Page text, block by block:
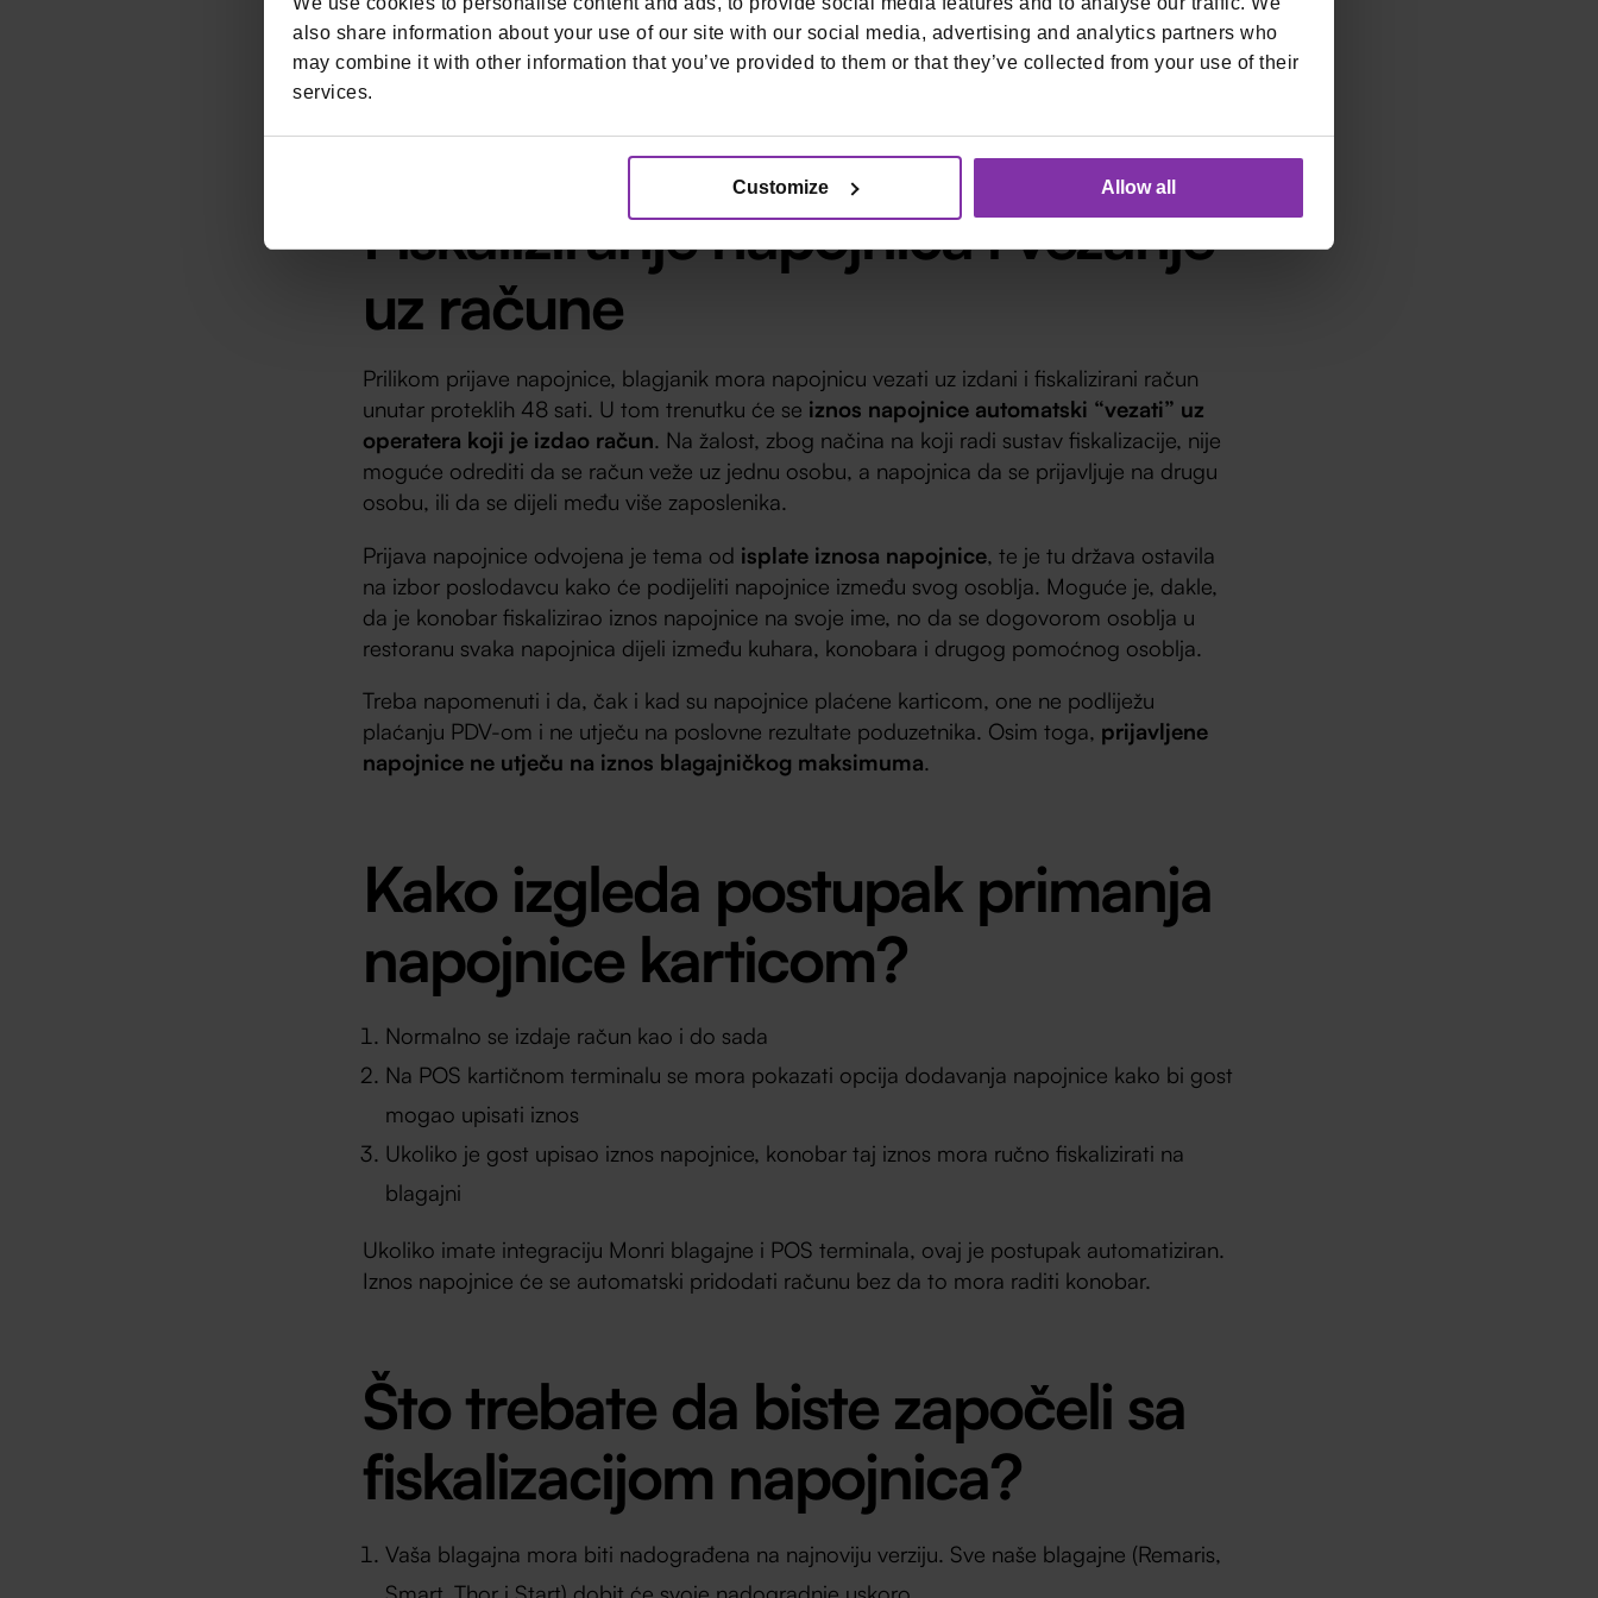
also share information about your use of our site with our social media, advertising and analytics partners who
may combine it with other information that you’ve provided to them or that they’ve collected from your use of their
services.
Customize Allow all
da prilikom kartičnog plaćanja gost ne mora ostaviti napojnicu preko kartice, već još
uvijek može odlučiti dati gotovinu. No, sad će i POS aparati početi pitati klijente žele li
ostaviti napojnicu, čime se samo nagrađivanje dobro obavljenog posla pojednostavljuje
Fiskaliziranje napojnica i vezanje
uz račune
Prilikom prijave napojnice, blagjanik mora napojnicu vezati uz izdani i fiskalizirani račun
unutar proteklih 48 sati. U tom trenutku će se iznos napojnice automatski “vezati” uz
operatera koji je izdao račun. Na žalost, zbog načina na koji radi sustav fiskalizacije, nije
moguće odrediti da se račun veže uz jednu osobu, a napojnica da se prijavljuje na drugu
osobu, ili da se dijeli među više zaposlenika.
Prijava napojnice odvojena je tema od isplate iznosa napojnice, te je tu država ostavila
na izbor poslodavcu kako će podijeliti napojnice između svog osoblja. Moguće je, dakle,
da je konobar fiskalizirao iznos napojnice na svoje ime, no da se dogovorom osoblja u
restoranu svaka napojnica dijeli između kuhara, konobara i drugog pomoćnog osoblja.
Treba napomenuti i da, čak i kad su napojnice plaćene karticom, one ne podliježu
plaćanju PDV-om i ne utječu na poslovne rezultate poduzetnika. Osim toga, prijavljene
napojnice ne utječu na iznos blagajničkog maksimuma.
Kako izgleda postupak primanja
napojnice karticom?
Normalno se izdaje račun kao i do sada
Na POS kartičnom terminalu se mora pokazati opcija dodavanja napojnice kako bi gost
mogao upisati iznos
Ukoliko je gost upisao iznos napojnice, konobar taj iznos mora ručno fiskalizirati na
blagajni
Ukoliko imate integraciju Monri blagajne i POS terminala, ovaj je postupak automatiziran.
Iznos napojnice će se automatski pridodati računu bez da to mora raditi konobar.
Što trebate da biste započeli sa
fiskalizacijom napojnica?
Vaša blagajna mora biti nadograđena na najnoviju verziju. Sve naše blagajne (Remaris,